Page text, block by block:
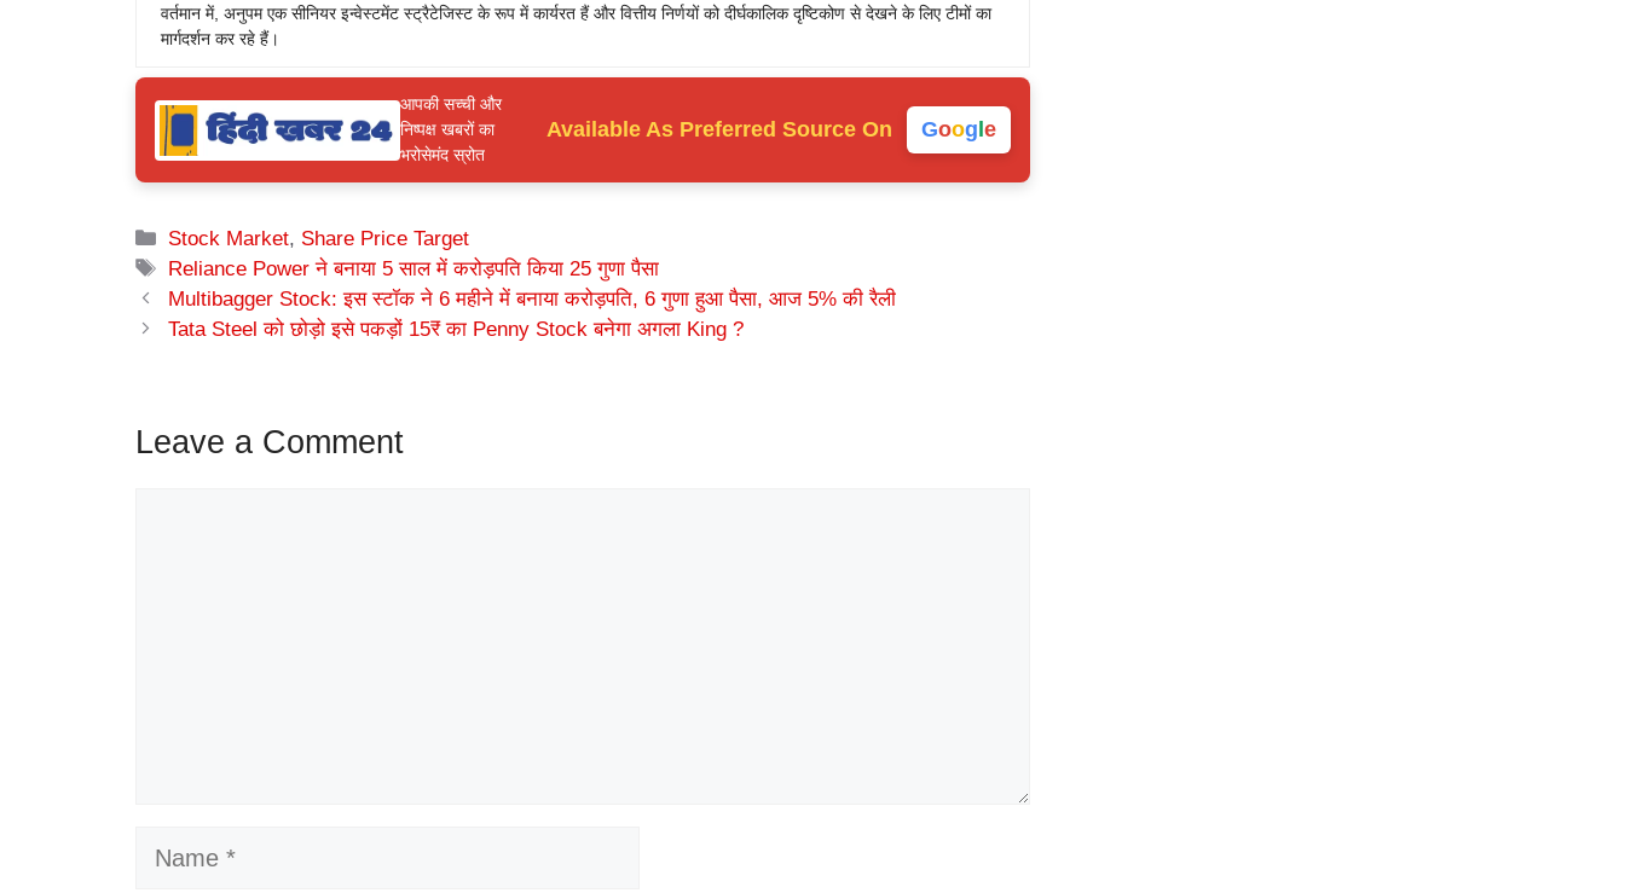
वर्तमान में, अनुपम एक सीनियर इन्वेस्टमेंट स्ट्रैटेजिस्ट के रूप में कार्यरत हैं और वित्तीय निर्णयों को दीर्घकालिक दृष्टिकोण से देखने के लिए टीमों का
मार्गदर्शन कर रहे हैं।
आपकी सच्ची और
निष्पक्ष खबरों का
भरोसेमंद स्रोत
Available As Preferred Source On Goog e
Categories
Stock Market, Share Price Target
Tags
Reliance Power ने बनाया 5 साल में करोड़पति किया 25 गुणा पैसा
Multibagger Stock: इस स्टॉक ने 6 महीने में बनाया करोड़पति, 6 गुणा हुआ पैसा, आज 5% की रैली
Tata Steel को छोड़ो इसे पकड़ों 15₹ का Penny Stock बनेगा अगला King ?
Leave a Comment
Name